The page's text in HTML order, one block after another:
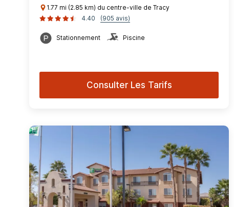
1.77 mi (2.85 km) du centre-ville de Tracy
4.40
(905 avis)
Stationnement Piscine
Consulter Les Tarifs